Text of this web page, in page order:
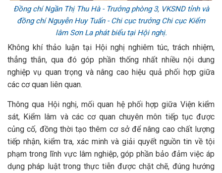
Đồng chí Ngần Thị Thu Hà - Trưởng phòng 3, VKSND tỉnh và
đồng chí Nguyễn Huy Tuấn - Chi cục trưởng Chi cục Kiểm
lâm Sơn La phát biểu tại Hội nghị.
Không khí thảo luận tại Hội nghị nghiêm túc, trách nhiệm,
thẳng thắn, qua đó góp phần thống nhất nhiều nội dung
nghiệp vụ quan trọng và nâng cao hiệu quả phối hợp giữa
các cơ quan liên quan.
Thông qua Hội nghị, mối quan hệ phối hợp giữa Viện kiểm
sát, Kiểm lâm và các cơ quan chuyên môn tiếp tục được
củng cố, đồng thời tạo thêm cơ sở để nâng cao chất lượng
tiếp nhận, kiểm tra, xác minh và giải quyết nguồn tin về tội
phạm trong lĩnh vực lâm nghiệp, góp phần bảo đảm việc áp
dụng pháp luật trong thực tiễn được chặt chẽ, đúng hướng